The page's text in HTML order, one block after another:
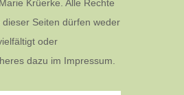
Krüerke. Alle Rechte
Seiten dürfen weder
oder
dazu im Impressum.